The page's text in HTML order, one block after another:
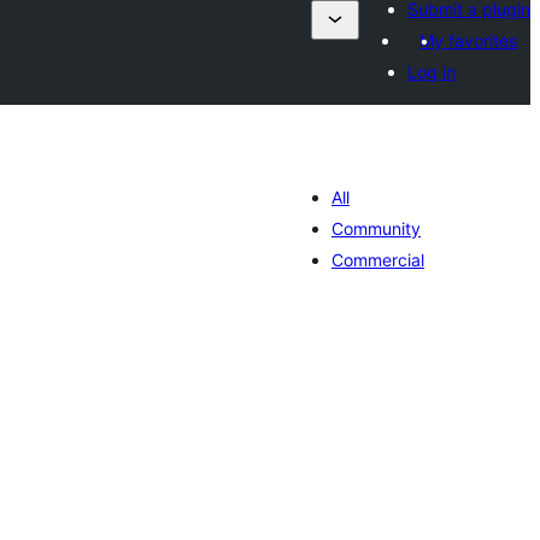
Submit a plugin
My favorites
Log in
All
Community
Commercial